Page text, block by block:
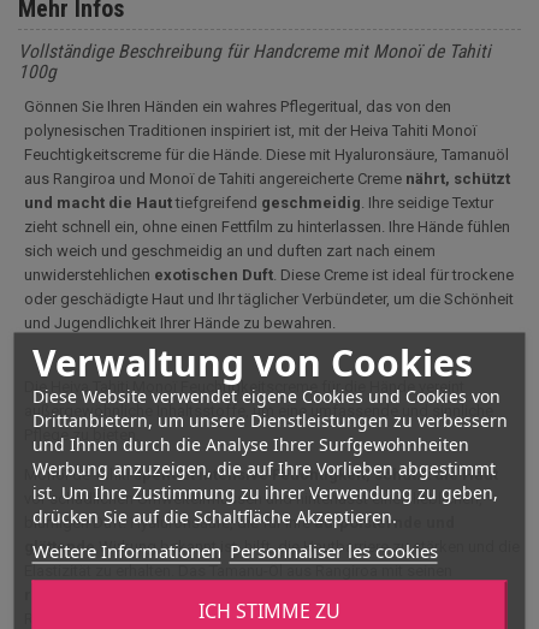
Verwaltung von Cookies
Diese Website verwendet eigene Cookies und Cookies von
Drittanbietern, um unsere Dienstleistungen zu verbessern
und Ihnen durch die Analyse Ihrer Surfgewohnheiten
Werbung anzuzeigen, die auf Ihre Vorlieben abgestimmt
ist. Um Ihre Zustimmung zu ihrer Verwendung zu geben,
drücken Sie auf die Schaltfläche Akzeptieren.
Weitere Informationen Personnaliser les cookies
ICH STIMME ZU
Mehr Infos
Vollständige Beschreibung für Handcreme mit Monoï de Tahiti
100g
Gönnen Sie Ihren Händen ein wahres Pflegeritual, das von den
polynesischen Traditionen inspiriert ist, mit der Heiva Tahiti Monoï
Feuchtigkeitscreme für die Hände. Diese mit Hyaluronsäure, Tamanuöl
aus Rangiroa und Monoï de Tahiti angereicherte Creme nährt, schützt
und macht die Hauttiefgreifend geschmeidig . Ihre seidige Textur
zieht schnell ein, ohne einen Fettfilm zu hinterlassen. Ihre Hände fühlen
sich weich und geschmeidig an und duften zart nach einem
unwiderstehlichen exotischen Duft . Diese Creme ist ideal für trockene
oder geschädigte Haut und Ihr täglicher Verbündeter, um die Schönheit
und Jugendlichkeit Ihrer Hände zu bewahren.
Die Heiva Tahiti Monoï Feuchtigkeitscreme für die Hände vereint
außergewöhnliche Inhaltsstoffe, um eine umfassende und sinnliche
Pflege zu bieten.
Monoï de Tahiti spendet intensive Feuchtigkeit, schützt die Haut
vor schädlichen Umwelteinflüssen und hinterlässt einen lieblichen,
blumigen Duft. Hyaluronsäure, die für ihreaufpolsternde und
glättendeWirkung bekannt ist, hilft, die Hautbarriere zu stärken und die
Reparatur von geschwächter Haut. Dank dieser einzigartigen